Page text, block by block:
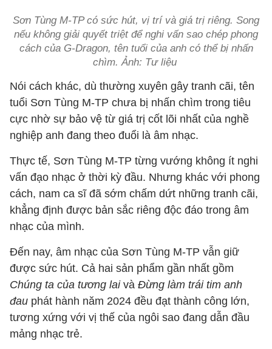
Sơn Tùng M-TP có sức hút, vị trí và giá trị riêng. Song
nếu không giải quyết triệt để nghi vấn sao chép phong
cách của G-Dragon, tên tuổi của anh có thể bị nhấn
chìm. Ảnh: Tư liệu
Nói cách khác, dù thường xuyên gây tranh cãi, tên
tuổi Sơn Tùng M-TP chưa bị nhấn chìm trong tiêu
cực nhờ sự bảo vệ từ giá trị cốt lõi nhất của nghề
nghiệp anh đang theo đuổi là âm nhạc.
Thực tế, Sơn Tùng M-TP từng vướng không ít nghi
vấn đạo nhạc ở thời kỳ đầu. Nhưng khác với phong
cách, nam ca sĩ đã sớm chấm dứt những tranh cãi,
khẳng định được bản sắc riêng độc đáo trong âm
nhạc của mình.
Đến nay, âm nhạc của Sơn Tùng M-TP vẫn giữ
được sức hút. Cả hai sản phẩm gần nhất gồm
Chúng ta của tương laivà Đừng làm trái tim anh
đau phát hành năm 2024 đều đạt thành công lớn,
tương xứng với vị thế của ngôi sao đang dẫn đầu
mảng nhạc trẻ.